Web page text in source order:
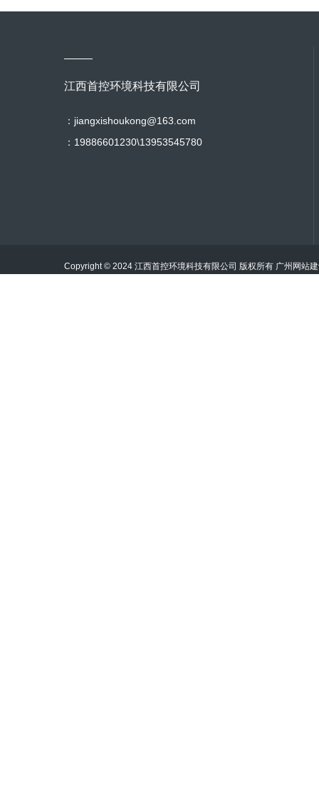
江西首控环境科技有限公司
：jiangxishoukong@163.com
：19886601230\13953545780
Copyright © 2024 江西首控环境科技有限公司 版权所有 广州网站